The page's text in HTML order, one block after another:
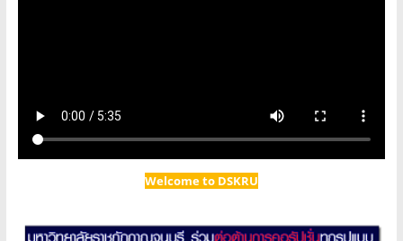
Welcome to DSKRU